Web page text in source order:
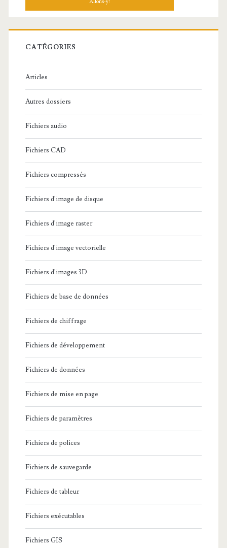
h
r
c
:
CATÉGORIES
Articles
Autres dossiers
Fichiers audio
Fichiers CAD
Fichiers compressés
Fichiers d'image de disque
Fichiers d'image raster
Fichiers d'image vectorielle
Fichiers d'images 3D
Fichiers de base de données
Fichiers de chiffrage
Fichiers de développement
Fichiers de données
Fichiers de mise en page
Fichiers de paramètres
Fichiers de polices
Fichiers de sauvegarde
Fichiers de tableur
Fichiers exécutables
Fichiers GIS